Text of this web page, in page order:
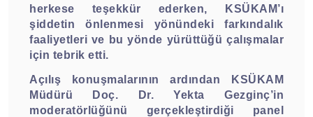
herkese teşekkür ederken, KSÜKAM’ı
şiddetin önlenmesi yönündeki farkındalık
faaliyetleri ve bu yönde yürüttüğü çalışmalar
için tebrik etti.
Açılış konuşmalarının ardından KSÜKAM
Müdürü Doç. Dr. Yekta Gezginç’in
moderatörlüğünü gerçekleştirdiği panel